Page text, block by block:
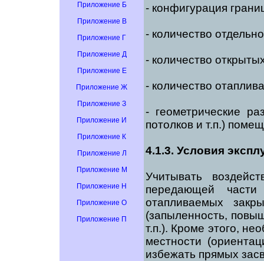
Приложение Б
Приложение В
Приложение Г
Приложение Д
Приложение Е
Приложение Ж
Приложение З
Приложение И
Приложение К
Приложение Л
Приложение М
Приложение Н
Приложение О
Приложение П
- конфигурация
- количество
- количество
- количество
- геометрические
потолков и т.п.)
4.1.3. Условия
Учитывать
передающей
отапливаемых
(запыленность,
т.п.). Кроме этого,
местности
избежать прямых